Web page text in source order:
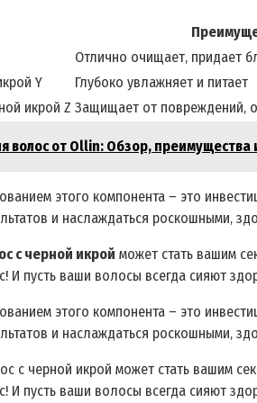
Отлично очищает‚ придает
Y
Глубоко увлажняет и питает
икрой Z Защищает от повреждений‚
волос от Ollin: Обзор, преимущества
этого компонента – это
и наслаждаться роскошными‚
с черной икрой может стать вашим
И пусть ваши волосы всегда сияют
этого компонента – это
и наслаждаться роскошными‚
с черной икрой может стать вашим
И пусть ваши волосы всегда сияют